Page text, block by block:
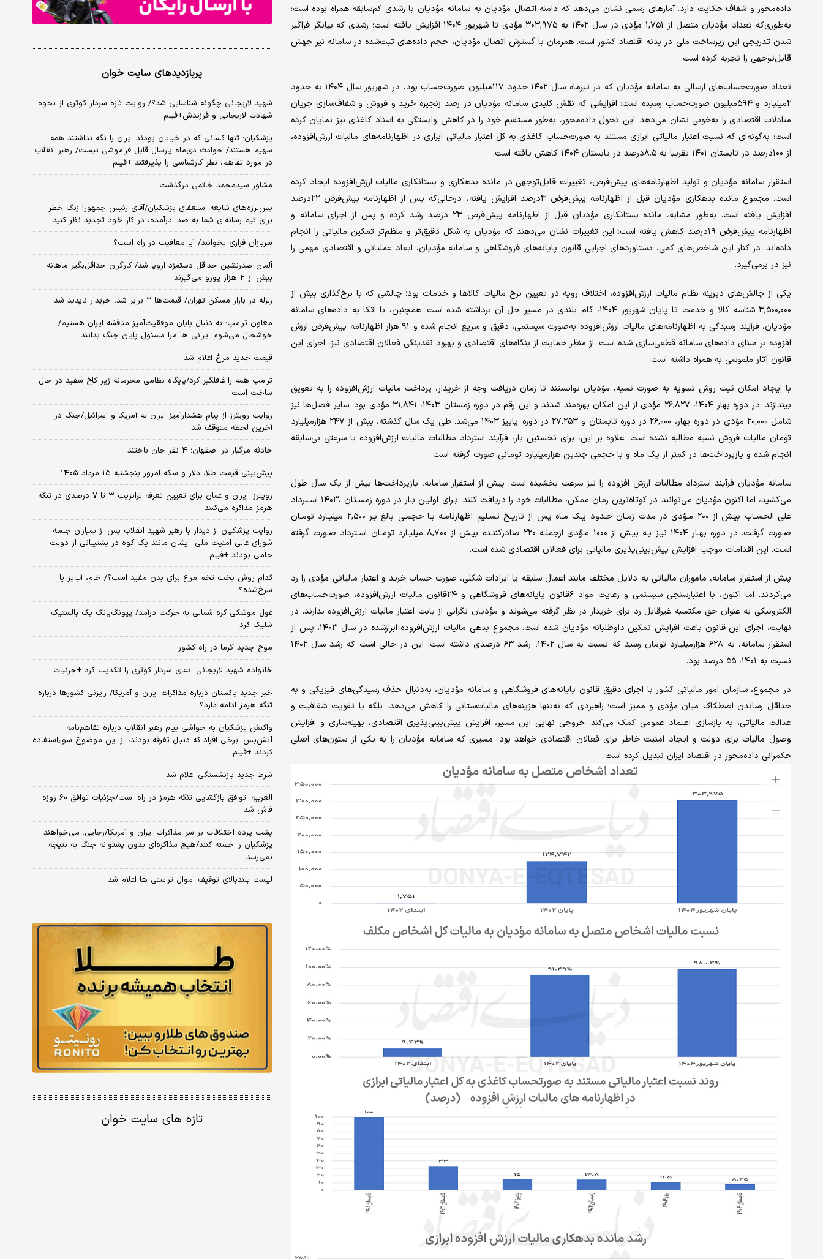
داده‌محور و شفاف حکایت دارد. آمارهای رسمی نشان می‌دهد که دامنه اتصال مؤدیان به سامانه مؤدیان با رشدی کم‌سابقه همراه بوده است؛
به‌طوری‌که تعداد مؤدیان متصل از ۱,۷۵۱ مؤدی در سال ۱۴۰۲ به ۳۰۳,۹۷۵ مؤدی تا شهریور ۱۴۰۴ افزایش یافته است؛ رشدی که بیانگر فراگیر
شدن تدریجی این زیرساخت ملی در بدنه اقتصاد کشور است. همزمان با گسترش اتصال مؤدیان، حجم داده‌های ثبت‌شده در سامانه نیز جهش
قابل‌توجهی را تجربه کرده است.
تعداد صورت‌حساب‌های ارسالی به سامانه مؤدیان که در تیرماه سال ۱۴۰۲ حدود ۱۱۷‌میلیون صورت‌حساب بود، در شهریور سال ۱۴۰۴ به حدود
۲‌میلیارد و ۵۹۴‌میلیون صورت‌حساب رسیده است؛ افزایشی که نقش کلیدی سامانه مؤدیان در رصد زنجیره خرید و فروش و شفاف‌سازی جریان
مبادلات اقتصادی را به‌خوبی نشان می‌دهد. این تحول داده‌محور، به‌طور مستقیم خود را در کاهش وابستگی به اسناد کاغذی نیز نمایان کرده
است؛ به‌گونه‌ای که نسبت اعتبار مالیاتی ابرازی مستند به صورت‌حساب کاغذی به کل اعتبار مالیاتی ابرازی در اظهارنامه‌های مالیات ارزش‌افزوده،
از ۱۰۰‌درصد در تابستان ۱۴۰۱ تقریبا به ۸.۵درصد در تابستان ۱۴۰۴ کاهش یافته است.
استقرار سامانه مؤدیان و تولید اظهارنامه‌های پیش‌فرض، تغییرات قابل‌توجهی در مانده بدهکاری و بستانکاری مالیات ارزش‌افزوده ایجاد کرده
است. مجموع مانده بدهکاری مؤدیان قبل از اظهارنامه پیش‌فرض ۳درصد افزایش یافته، درحالی‌که پس از اظهارنامه پیش‌فرض ۲۲درصد
افزایش یافته است. به‌طور مشابه، مانده بستانکاری مؤدیان قبل از اظهارنامه پیش‌فرض ۲۳ درصد رشد کرده و پس از اجرای سامانه و
اظهارنامه پیش‌فرض ۱۹درصد کاهش یافته است؛ این تغییرات نشان می‌دهند که مؤدیان به شکل دقیق‌تر و منظم‌تر تمکین مالیاتی را انجام
داده‌اند. در کنار این شاخص‌های کمی، دستاوردهای اجرایی قانون پایانه‌های فروشگاهی و سامانه مؤدیان، ابعاد عملیاتی و اقتصادی مهمی را
نیز در برمی‌گیرد.
یکی از چالش‌های دیرینه نظام مالیات ارزش‌افزوده، اختلاف رویه در تعیین نرخ مالیات کالاها و خدمات بود؛ چالشی که با نرخ‌گذاری بیش از
۳,۵۰۰,۰۰۰ شناسه کالا و خدمت تا پایان شهریور ۱۴۰۴، گام بلندی در مسیر حل آن برداشته شده است. همچنین، با اتکا به داده‌های سامانه
مؤدیان، فرآیند رسیدگی به اظهارنامه‌های مالیات ارزش‌افزوده به‌صورت سیستمی، دقیق و سریع انجام شده و ۹۱ هزار اظهارنامه پیش‌فرض ارزش
افزوده بر مبنای داده‌های سامانه قطعی‌سازی شده است. از منظر حمایت از بنگاه‌های اقتصادی و بهبود نقدینگی فعالان اقتصادی نیز، اجرای این
قانون آثار ملموسی به همراه داشته است.
با ایجاد امکان ثبت روش تسویه به صورت نسیه، مؤدیان توانستند تا زمان دریافت وجه از خریدار، پرداخت مالیات ارزش‌افزوده را به تعویق
بیندازند. در دوره بهار ۱۴۰۴، ۲۶,۸۲۷ مؤدی از این امکان بهره‌مند شدند و این رقم در دوره زمستان ۱۴۰۳، ۳۱,۸۴۱ مؤدی بود. سایر فصل‌ها نیز
شامل ۲۰,۰۰۰ مؤدی در دوره بهار، ۲۶,۰۰۰ در دوره تابستان و ۲۷,۲۵۳ در دوره پاییز ۱۴۰۳ می‌شد. طی یک سال گذشته، بیش از ۲۴۷ هزار‌میلیارد
تومان مالیات فروش نسیه مطالبه نشده است. علاوه بر این، برای نخستین بار، فرآیند استرداد مطالبات مالیات ارزش‌افزوده با سرعتی بی‌سابقه
انجام شده و بازپرداخت‌ها در کمتر از یک ماه و با حجمی چندین هزار‌میلیارد تومانی صورت گرفته است.
سامانه مؤدیان فرآیند استرداد مطالبات ارزش افزوده را نیز سرعت بخشیده است. پیش از استقرار سامانه، بازپرداخت‌ها بیش از یک سال طول
می‌کشید، اما اکنون مؤدیان می‌توانند در کوتاه‌ترین زمان ممکن، مطالبات خود را دریافت کنند. بـرای اولیـن بـار در دوره زمسـتان ،۱۴۰۳ اسـترداد
علی الحسـاب بیـش از ۲۰۰ مـؤدی در مدت زمـان حـدود یـک مـاه پس از تاریـخ تسـلیم اظهارنامـه بـا حجمـی بالغ بـر ۲,۵۰۰ میلیـارد تومـان
صـورت گرفـت. در دوره بهـار ۱۴۰۴ نیـز بـه بیـش از ۱۰۰۰ مـؤدی ازجملـه ۲۲۰ صادرکننـده بیـش از ۸,۷۰۰ میلیـارد تومـان اسـترداد صـورت گرفته
اسـت. این اقدامات موجب افزایش پیش‌بینی‌پذیری مالیاتی برای فعالان اقتصادی شده است.
پیش از استقرار سامانه، ماموران مالیاتی به دلایل مختلف مانند اعمال سلیقه یا ایرادات شکلی، صورت حساب خرید و اعتبار مالیاتی مؤدی را رد
می‌کردند. اما اکنون، با اعتبارسنجی سیستمی و رعایت مواد ۶قانون پایانه‌های فروشگاهی و ۲۴قانون مالیات ارزش‌افزوده، صورت‌حساب‌های
الکترونیکی به عنوان حق مکتسبه غیرقابل رد برای خریدار در نظر گرفته می‌شوند و مؤدیان نگرانی از بابت اعتبار مالیات ارزش‌افزوده ندارند. در
نهایت، اجرای این قانون باعث افزایش تمکین داوطلبانه مؤدیان شده است. مجموع بدهی مالیات ارزش‌افزوده ابرازشده در سال ۱۴۰۳، پس از
استقرار سامانه، به ۶۲۸ هزار‌میلیارد تومان رسید که نسبت به سال ۱۴۰۲، رشد ۶۳ درصدی داشته است. این در حالی است که رشد سال ۱۴۰۲
نسبت به ۱۴۰۱، ۵۵ درصد بود.
در مجموع، سازمان امور مالیاتی کشور با اجرای دقیق قانون پایانه‌های فروشگاهی و سامانه مؤدیان، به‌دنبال حذف رسیدگی‌های فیزیکی و به
حداقل رساندن اصطکاک میان مؤدی و ممیز است؛ راهبردی که نه‌تنها هزینه‌های مالیات‌ستانی را کاهش می‌دهد، بلکه با تقویت شفافیت و
عدالت مالیاتی، به بازسازی اعتماد عمومی کمک می‌کند. خروجی نهایی این مسیر، افزایش پیش‌بینی‌پذیری اقتصادی، بهینه‌سازی و افزایش
وصول مالیات برای دولت و ایجاد امنیت خاطر برای فعالان اقتصادی خواهد بود؛ مسیری که سامانه مؤدیان را به یکی از ستون‌های اصلی
حکمرانی داده‌محور در اقتصاد ایران تبدیل کرده است.
پربازدیدهای سایت خوان
شهید لاریجانی چگونه شناسایی شد؟/ روایت تازه سردار کوثری از نحوه
شهادت لاریجانی و فرزندش+فیلم
پزشکیان: تنها کسانی که در خیابان بودند ایران را نگه نداشتند همه
سهیم هستند/ حوادث دی‌ماه پارسال قابل فراموشی نیست/ رهبر انقلاب
در مورد تفاهم، نظر کارشناسی را پذیرفتند +فیلم
مشاور سیدمحمد خاتمی درگذشت
پس‌لرزه‌های شایعه استعفای پزشکیان/آقای رئیس جمهور! زنگ خطر
برای تیم رسانه‌ای شما به صدا درآمده، در کار خود تجدید نظر کنید
سربازان فراری بخوانند/ آیا معافیت در راه است؟
آلمان صدرنشین حداقل دستمزد اروپا شد/ کارگران حداقل‌بگیر ماهانه
بیش از ۲ هزار یورو می‌گیرند
زلزله در بازار مسکن تهران/ قیمت‌ها ۲ برابر شد، خریدار ناپدید شد
معاون ترامپ: به دنبال پایان موفقیت‌آمیز مناقشه ایران هستیم/
خوشحال می‌شوم ایرانی ها مرا مسئول پایان جنگ بدانند
قیمت جدید مرغ اعلام شد
ترامپ همه را غافلگیر کرد/پایگاه نظامی محرمانه زیر کاخ سفید در حال
ساخت است
روایت رویترز از پیام هشدارآمیز ایران به آمریکا و اسرائیل/جنگ در
آخرین لحظه متوقف شد
حادثه مرگبار در اصفهان؛ ۴ نفر جان باختند
پیش‌بینی قیمت طلا، دلار و سکه امروز پنجشنبه ۱۵ مرداد ۱۴۰۵
رویترز: ایران و عمان برای تعیین تعرفه ترانزیت ۳ تا ۷ درصدی در تنگه
هرمز مذاکره می‌کنند
روایت پزشکیان از دیدار با رهبر شهید انقلاب پس از بمباران جلسه
شورای عالی امنیت ملی؛ ایشان مانند یک کوه در پشتیبانی از دولت
حامی بودند +فیلم
کدام روش پخت تخم مرغ برای بدن مفید است؟/ خام، آب‌پز یا
سرخ‌شده؟
غول موشکی کره شمالی به حرکت درآمد/ پیونگ‌یانگ یک بالستیک
شلیک کرد
موج جدید گرما در راه کشور
خانواده شهید لاریجانی ادعای سردار کوثری را تکذیب کرد +جزئیات
خبر جدید پاکستان درباره مذاکرات ایران و آمریکا/ رایزنی کشورها درباره
تنگه هرمز ادامه دارد؟
واکنش پزشکیان به حواشی پیام رهبر انقلاب درباره تفاهم‌نامه
آتش‌بس؛ برخی افراد که دنبال تفرقه بودند، از این موضوع سوءاستفاده
کردند +فیلم
شرط جدید بازنشستگی اعلام شد
العربیه: توافق بازگشایی تنگه هرمز در راه است/جزئیات توافق ۶۰ روزه
فاش شد
پشت پرده اختلافات بر سر مذاکرات ایران و آمریکا/رجایی: می‌خواهند
پزشکیان را خسته کنند/هیچ مذاکره‌ای بدون پشتوانه جنگ به نتیجه
نمی‌رسد
لیست بلندبالای توقیف اموال تراستی ها اعلام شد
تازه های سایت خوان